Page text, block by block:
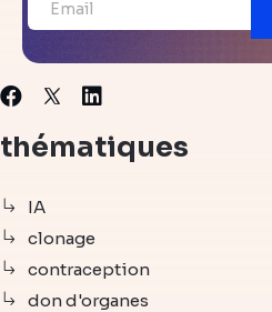
Facebook
X Linkedin
thématiques
IA
clonage
contraception
don d'organes